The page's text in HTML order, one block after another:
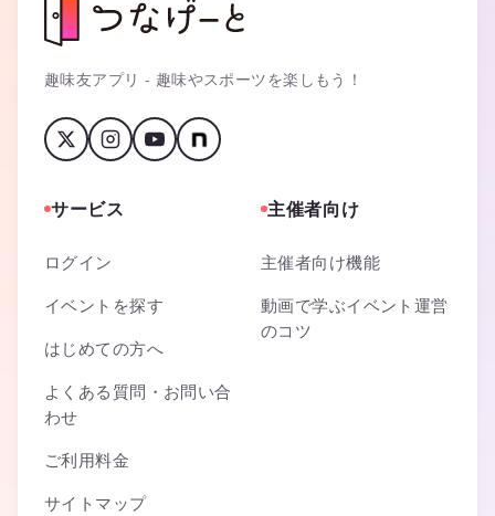
趣味友アプリ - 趣味やスポーツを楽しもう！
サービス
ログイン
イベントを探す
はじめての方へ
よくある質問・お問い合
わせ
ご利用料金
サイトマップ
主催者向け
主催者向け機能
動画で学ぶイベント運営
のコツ